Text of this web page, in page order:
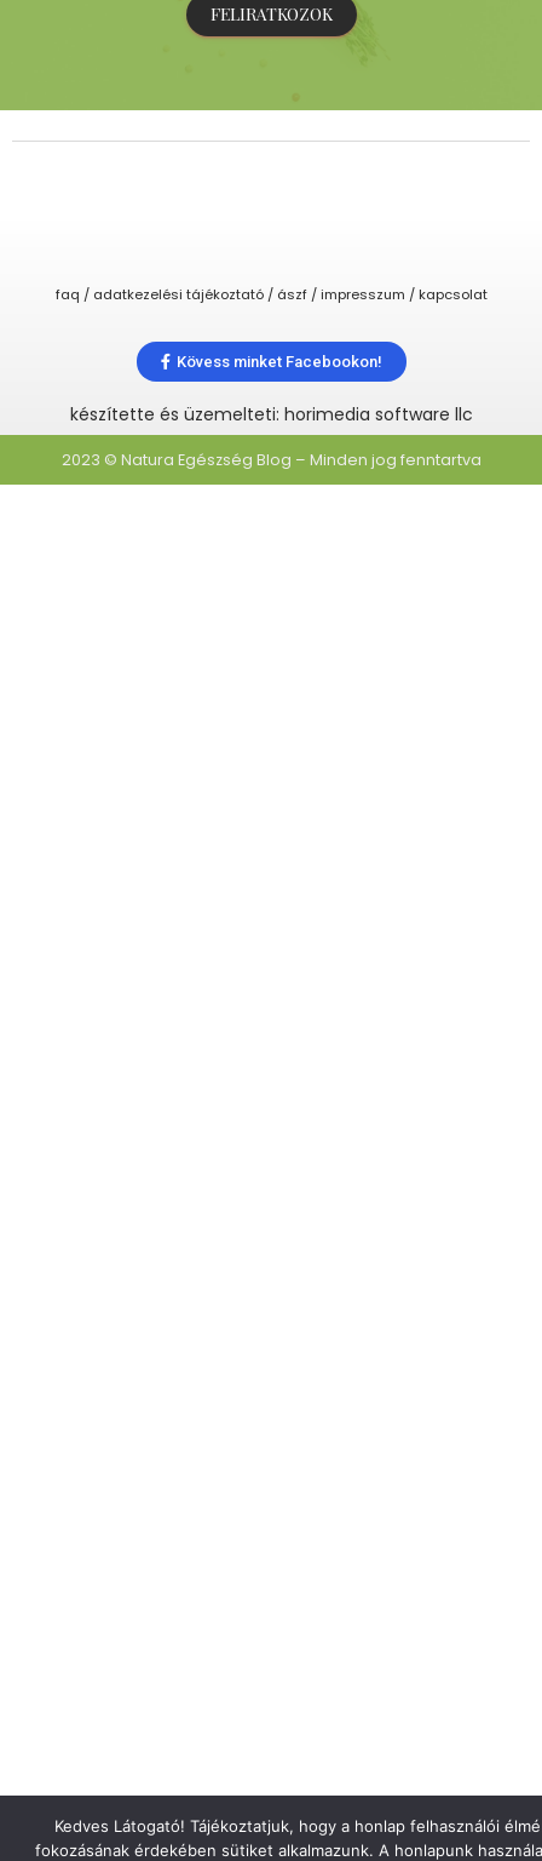
FELIRATKOZOK
faq / adatkezelési tájékoztató / ászf / impresszum / kapcsolat
Kövess minket Facebookon!
készítette és üzemelteti: horimedia software llc
2023 © Natura Egészség Blog – Minden jog fenntartva
Kedves Látogató! Tájékoztatjuk, hogy a honlap felhasználói
fokozásának érdekében sütiket alkalmazunk. A honlapunk